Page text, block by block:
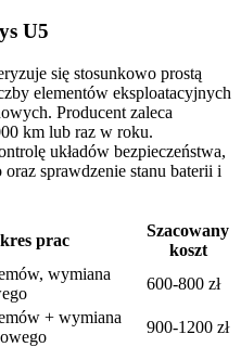
U5
się stosunkowo prostą
elementów eksploatacyjnych
Producent zaleca
km lub raz w roku.
układów bezpieczeństwa,
sprawdzenie stanu baterii i
prac
Szacowany
koszt
wymiana
600-800 zł
+ wymiana
900-1200 zł